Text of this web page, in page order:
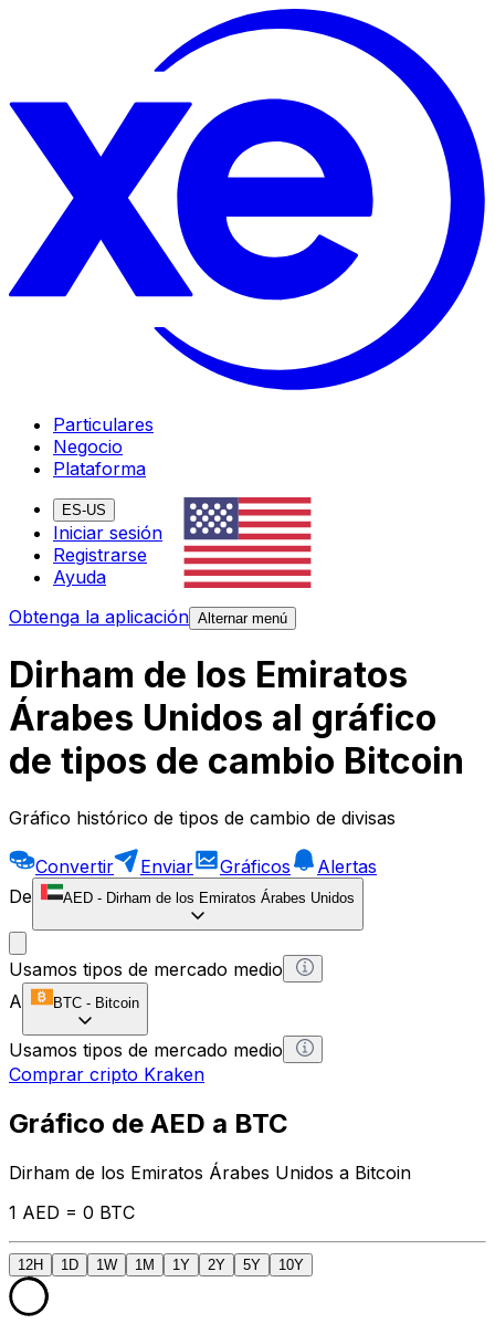
Particulares
Negocio
Plataforma
ES-US
Iniciar sesión
Registrarse
Ayuda
Obtenga la aplicación Alternar menú
Dirham de los Emiratos
Árabes Unidos al gráfico
de tipos de cambio Bitcoin
Gráfico histórico de tipos de cambio de divisas
Convertir Enviar Gráficos
Alertas
De
AED - Dirham de los Emiratos Árabes Unidos
Usamos tipos de mercado medio
A
BTC - Bitcoin
Usamos tipos de mercado medio
Comprar cripto Kraken
Gráfico de AED a BTC
Dirham de los Emiratos Árabes Unidos a Bitcoin
1 AED = 0 BTC
12H 1D 1W 1M 1Y 2Y 5Y 10Y